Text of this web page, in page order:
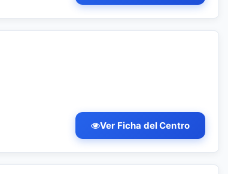
Ver Ficha del Centro